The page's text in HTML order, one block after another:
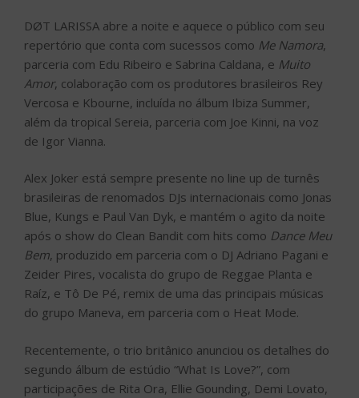
DØT LARISSA abre a noite e aquece o público com seu
repertório que conta com sucessos como Me Namora,
parceria com Edu Ribeiro e Sabrina Caldana, e Muito
Amor, colaboração com os produtores brasileiros Rey
Vercosa e Kbourne, incluída no álbum Ibiza Summer,
além da tropical Sereia, parceria com Joe Kinni, na voz
de Igor Vianna.
Alex Joker está sempre presente no line up de turnês
brasileiras de renomados DJs internacionais como Jonas
Blue, Kungs e Paul Van Dyk, e mantém o agito da noite
após o show do Clean Bandit com hits como Dance Meu
Bem, produzido em parceria com o DJ Adriano Pagani e
Zeider Pires, vocalista do grupo de Reggae Planta e
Raíz, e Tô De Pé, remix de uma das principais músicas
do grupo Maneva, em parceria com o Heat Mode.
Recentemente, o trio britânico anunciou os detalhes do
segundo álbum de estúdio “What Is Love?”, com
participações de Rita Ora, Ellie Gounding, Demi Lovato,